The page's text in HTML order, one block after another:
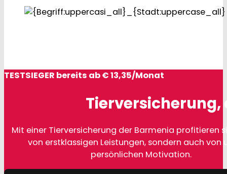
TESTSIEGER bereits ab € 13,35/Monat
Tierversicherung,
Mit einer Tierversicherung der Barmenia profitieren
von erstklassigen Leistungen, sondern auch von
persönlichen Motivation.